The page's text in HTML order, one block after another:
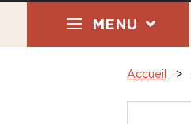
MENU
Accueil